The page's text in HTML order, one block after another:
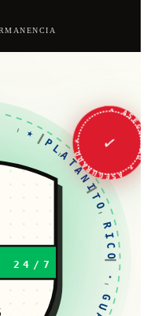
24/7
★ ASEGURADO ★✓